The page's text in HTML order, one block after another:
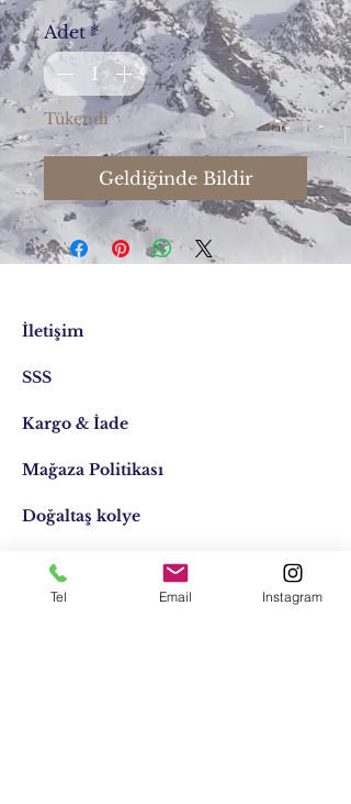
Adet *
Tükendi
Geldiğinde Bildir
İletişim
SSS
Kargo & İade
Mağaza Politikası
Doğaltaş kolye
Doğaltaş kişiye özel
Tasarımlar
Tel Email Instagram